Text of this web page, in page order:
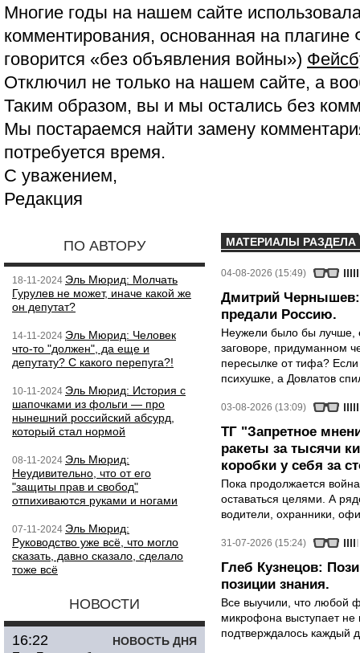
Многие годы на нашем сайте
комментирования, основанная на
говорится «без объявления войны»)
Отключил не только на нашем сайте, а
Таким образом, вы и мы остались без
Мы постараемся найти замену
потребуется время.
С уважением,
Редакция
ПО АВТОРУ
18-11-2024 Эль Мюрид: Молчать
Гурулев не может, иначе какой же
он депутат?
14-11-2024 Эль Мюрид: Человек
что-то "должен", да еще и
депутату? С какого перепуга?!
10-11-2024 Эль Мюрид: История с
шапочками из фольги — про
нынешний российский абсурд,
который стал нормой
08-11-2024 Эль Мюрид:
Неудивительно, что от его
"защиты прав и свобод"
отпихиваются руками и ногами
07-11-2024 Эль Мюрид:
Руководство уже всё, что могло
сказать, давно сказало, сделало
тоже всё
НОВОСТИ
НОВОСТЬ ДНЯ
16:22
МАТЕРИАЛЫ РАЗДЕЛА
04-08-2026 (15:49)
Дмитрий Чернышев:
предали Россию.
Неужели было бы лучше,
заговоре, придуманном
пересылке от тифа?
психушке, а Довлатов
03-08-2026 (13:09)
ТГ "Запретное
ракеты за тысячи
коробки у себя за
Пока продолжается
оставаться целями. А
водители, охранники,
31-07-2026 (15:24)
Глеб Кузнецов:
позиции знания.
Все выучили, что любой
микрофона выступает не
подтверждалось каждый